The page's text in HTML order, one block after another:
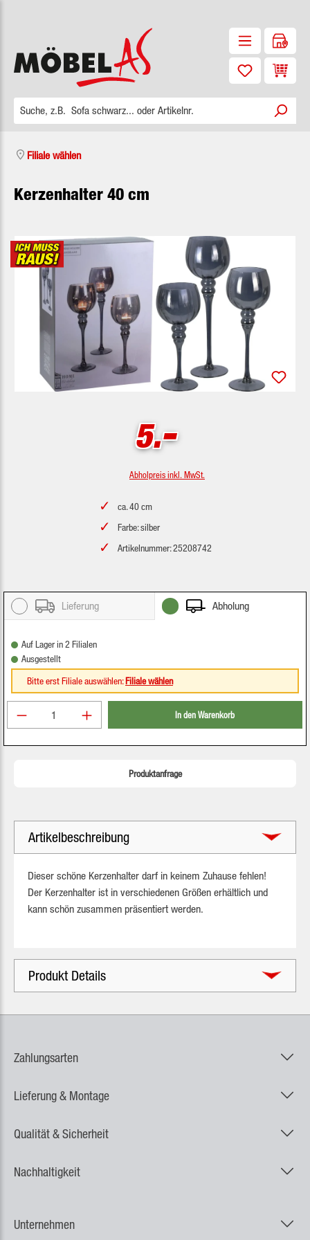
Filiale wählen
Kerzenhalter 40 cm
Bildergalerie überspringen
5.-
Abholpreis inkl. MwSt.
ca. 40 cm
Farbe: silber
Artikelnummer: 25208742
Lieferung Abholung
Auf Lager in 2 Filialen
Ausgestellt
Bitte erst Filiale auswählen:Filiale wählen
Produkt Anzahl: Gib den gewünschten Wert ein
In den Warenkorb
Produktanfrage
Artikelbeschreibung
Dieser schöne Kerzenhalter darf in keinem Zuhause fehlen!
Der Kerzenhalter ist in verschiedenen Größen erhältlich und
kann schön zusammen präsentiert werden.
Produkt Details
Zahlungsarten
Lieferung & Montage
Qualität & Sicherheit
Nachhaltigkeit
Unternehmen